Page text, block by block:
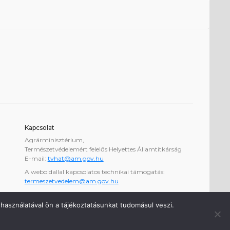
Kapcsolat
Agrárminisztérium,
Természetvédelemért felelős Helyettes Államtitkárság
E-mail: tvhat@am.gov.hu
A weboldallal kapcsolatos technikai támogatás:
termeszetvedelem@am.gov.hu
ön a tájékoztatásunkat tudomásul veszi.